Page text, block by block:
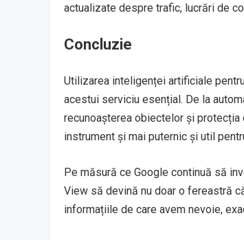
actualizate despre trafic, lucrări de
Concluzie
Utilizarea inteligenței artificiale
acestui serviciu esențial. De la
recunoașterea obiectelor și
instrument și mai puternic și util
Pe măsură ce Google continuă să
View să devină nu doar o fereastră
informațiile de care avem nevoie,